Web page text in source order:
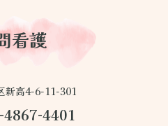
看護
新高4-6-11-301
4401